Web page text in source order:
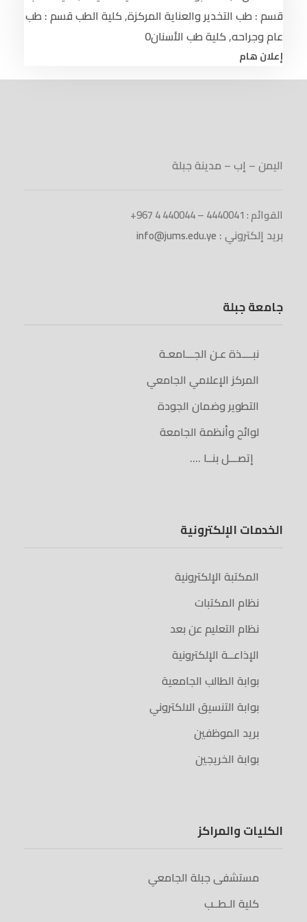
قسم : طب التخدير والعناية المركزة,كلية الطب قسم : طب
عام وجراحه,كلية طب الأسنان0
إعلان هام
اليمن – إب – مدينة جبلة
القوائم : 4440041 – 440044 4 967+
بريد إلكتروني : info@jums.edu.ye
جامعة جبلة
نبــــذة عـن الجـــامعـة
المركز الإعلامي الجامعي
التطوير وضمان الجودة
لوائح وأنظمة الجامعة
إتصـــل بنــا ….
الخدمات الإلكترونية
المكتبة الإلكترونية
نظام المكتبات
نظام التعليم عن بعد
الإذاعــة الإلكترونية
بوابة الطالب الجامعية
بوابة التنسيق الالكتروني
بريد الموظفين
بوابة الخريجين
الكليات والمراكز
مستشفى جبلة الجامعي
كلية الـطــب